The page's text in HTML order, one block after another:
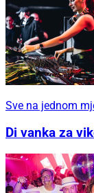
Sve na jednom
Di vanka za